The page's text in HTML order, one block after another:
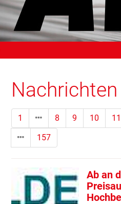
Nachrichten
1 8 9 10 11
157
Ab an